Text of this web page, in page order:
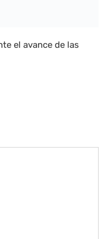
el avance de las